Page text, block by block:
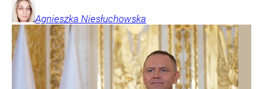
Agnieszka Niesłuchowska